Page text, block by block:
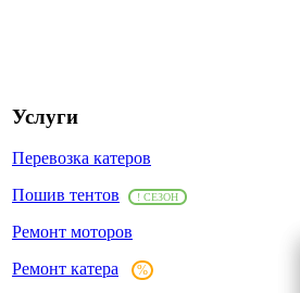
Услуги
Перевозка катеров
Пошив тентов
! СЕЗОН
Ремонт моторов
Ремонт катера
%